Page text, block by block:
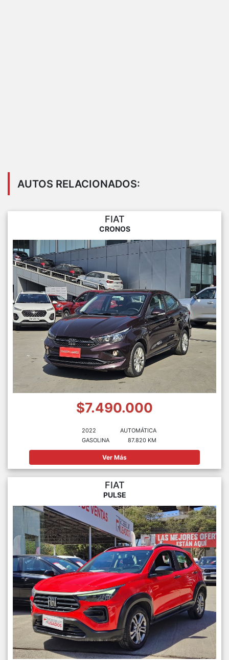
AUTOS RELACIONADOS:
FIAT
CRONOS
$7.490.000
2022
GASOLINA
AUTOMÁTICA
87.820 KM
Ver Más
FIAT
PULSE